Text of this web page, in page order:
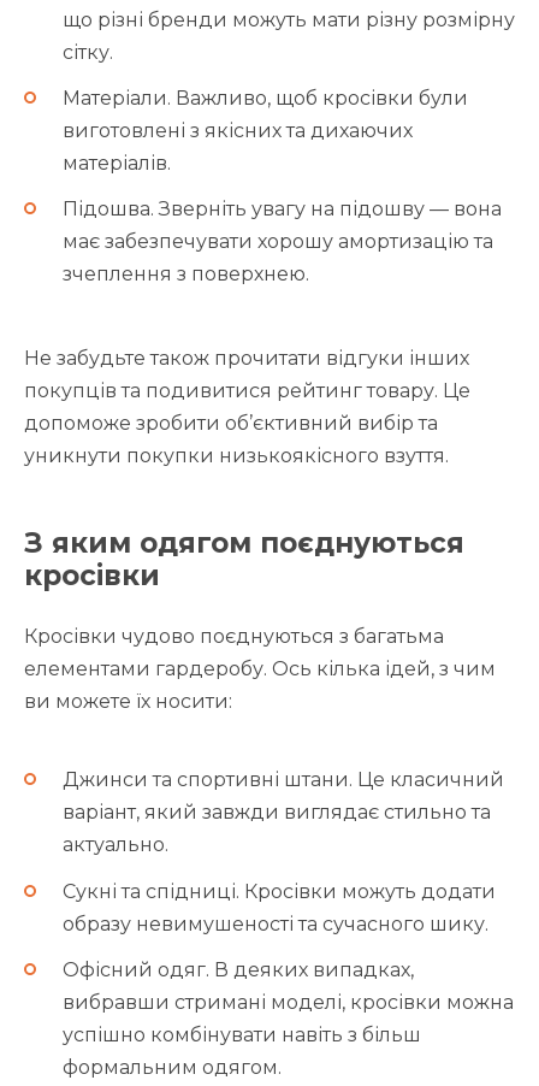
що різні бренди можуть мати різну розмірну
сітку.
Матеріали. Важливо, щоб кросівки були
виготовлені з якісних та дихаючих
матеріалів.
Підошва. Зверніть увагу на підошву — вона
має забезпечувати хорошу амортизацію та
зчеплення з поверхнею.
Не забудьте також прочитати відгуки інших
покупців та подивитися рейтинг товару. Це
допоможе зробити об’єктивний вибір та
уникнути покупки низькоякісного взуття.
З яким одягом поєднуються
кросівки
Кросівки чудово поєднуються з багатьма
елементами гардеробу. Ось кілька ідей, з чим
ви можете їх носити:
Джинси та спортивні штани. Це класичний
варіант, який завжди виглядає стильно та
актуально.
Сукні та спідниці. Кросівки можуть додати
образу невимушеності та сучасного шику.
Офісний одяг. В деяких випадках,
вибравши стримані моделі, кросівки можна
успішно комбінувати навіть з більш
формальним одягом.